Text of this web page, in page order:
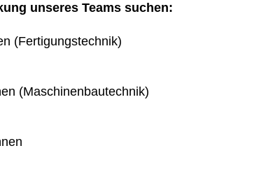
unseres Teams suchen:
(Fertigungstechnik)
(Maschinenbautechnik)